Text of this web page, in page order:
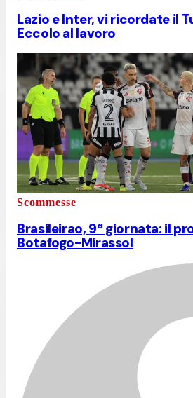
Lazio e Inter, vi ricordate il
Eccolo al lavoro
Scommesse
Brasileirao, 9ª giornata: il
Botafogo-Mirassol